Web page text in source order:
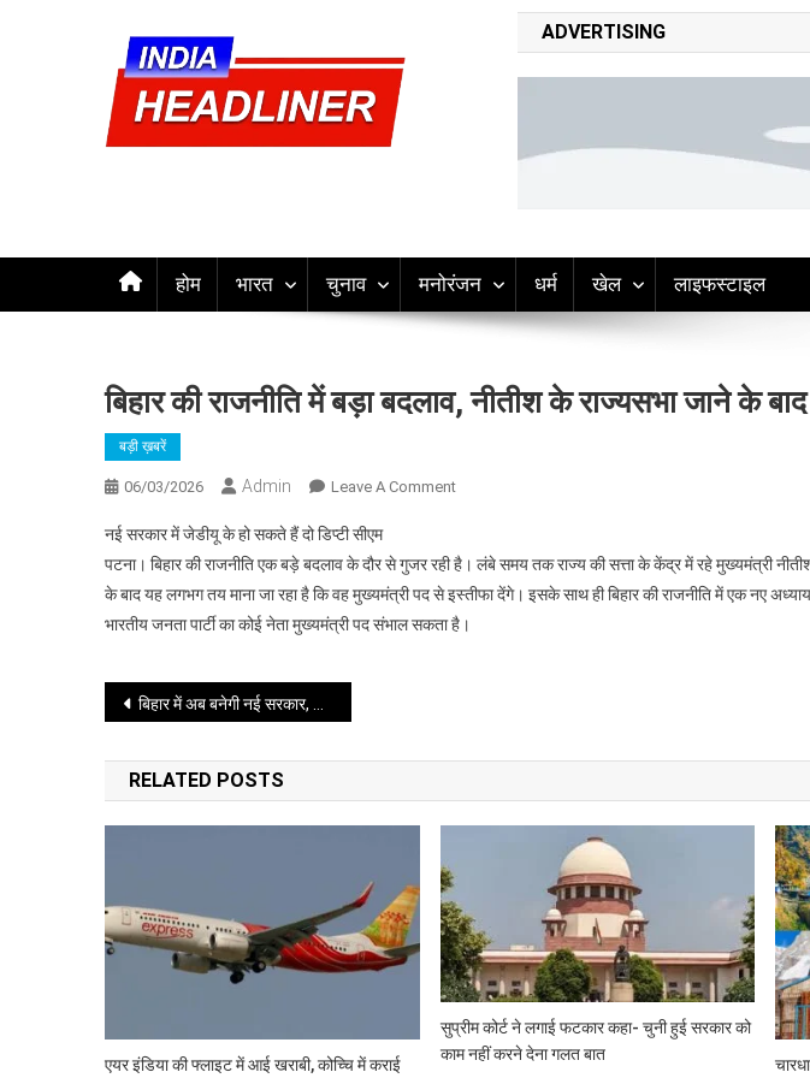
indiaheadliner | india headliner hindi
indiaheadliner is your trusted source for breaking news, top headlines, politics,
ADVERTISING
होम भारत चुनाव मनोरंजन​ धर्म खेल लाइफस्टाइल
बिहार की राजनीति में बड़ा बदलाव, नीतीश के राज्यसभा जाने के
बड़ी ख़बरें
06/03/2026 Admin Leave A CommentOn
राजनीति
में
बड़ा
जाने
की
तैयारी
नई सरकार में जेडीयू के हो सकते हैं दो डिप्टी सीएम
पटना। बिहार की राजनीति एक बड़े बदलाव के दौर से गुजर रही है। लंबे समय तक राज्य की सत्ता के केंद्र में रहे मुख्यमंत्री
के बाद यह लगभग तय माना जा रहा है कि वह मुख्यमंत्री पद से इस्तीफा देंगे। इसके साथ ही बिहार की राजनीति में एक नए
भारतीय जनता पार्टी का कोई नेता मुख्यमंत्री पद संभाल सकता है।
Post
navigation
बिहार में अब बनेगी नई सरकार, कुर्सी छोड़ रहे नीतीश कुमार !
RELATED POSTS
एयर इंडिया की फ्लाइट में आई खराबी, कोच्चि में कराई
सुप्रीम कोर्ट ने लगाई फटकार कहा- चुनी हुई सरकार को
काम नहीं करने देना गलत बात